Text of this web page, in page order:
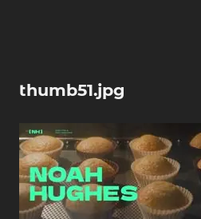
thumb51.jpg